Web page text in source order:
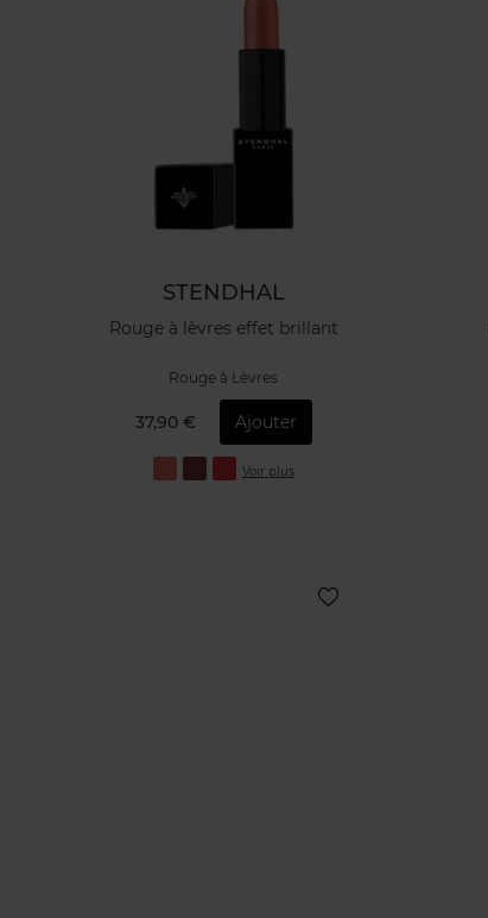
STENDHAL
Rouge à lèvres effet brillant
Rouge à Lèvres
37,90 € Ajouter
Voir plus